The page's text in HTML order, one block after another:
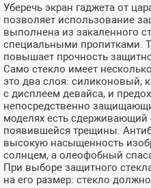
Уберечь экран гаджета от
позволяет использование
выполнена из закаленного
специальными пропитками.
повышает прочность
Само стекло имеет
это два слоя: силиконовый,
с дисплеем девайса, и
непосредственно
моделях есть
появившейся трещины.
высокую насыщенность
солнцем, а олеофобный
При выборе защитного
на его размер: стекло